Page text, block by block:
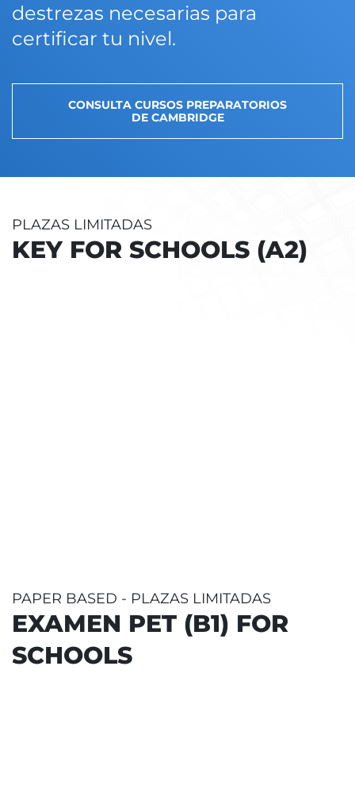
destrezas necesarias para
certificar tu nivel.
CONSULTA CURSOS PREPARATORIOS
DE CAMBRIDGE
PLAZAS LIMITADAS
KEY FOR SCHOOLS (A2)
PAPER BASED - PLAZAS LIMITADAS
EXAMEN PET (B1) FOR
SCHOOLS